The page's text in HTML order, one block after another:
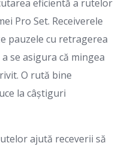
eficientă a rutelor
Pro Set. Receiverele
pauzele cu retragerea
se asigura că mingea
O rută bine
la câștiguri
ajută receverii să